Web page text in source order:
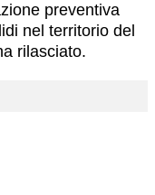
preventiva
nel territorio del
rilasciato.